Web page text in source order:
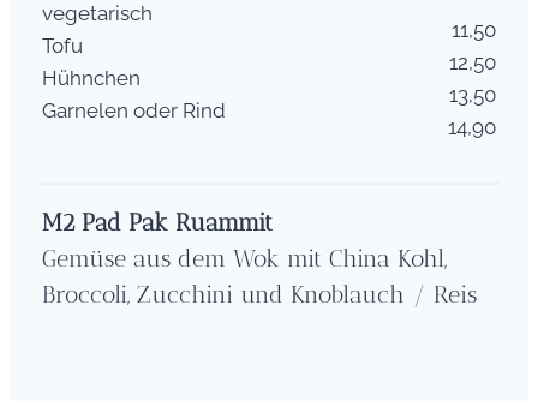
vegetarisch
Tofu
Hühnchen
Garnelen oder Rind
11,50
12,50
13,50
14,90
M2 Pad Pak Ruammit
Gemüse aus dem Wok mit China Kohl,
Broccoli, Zucchini und Knoblauch / Reis